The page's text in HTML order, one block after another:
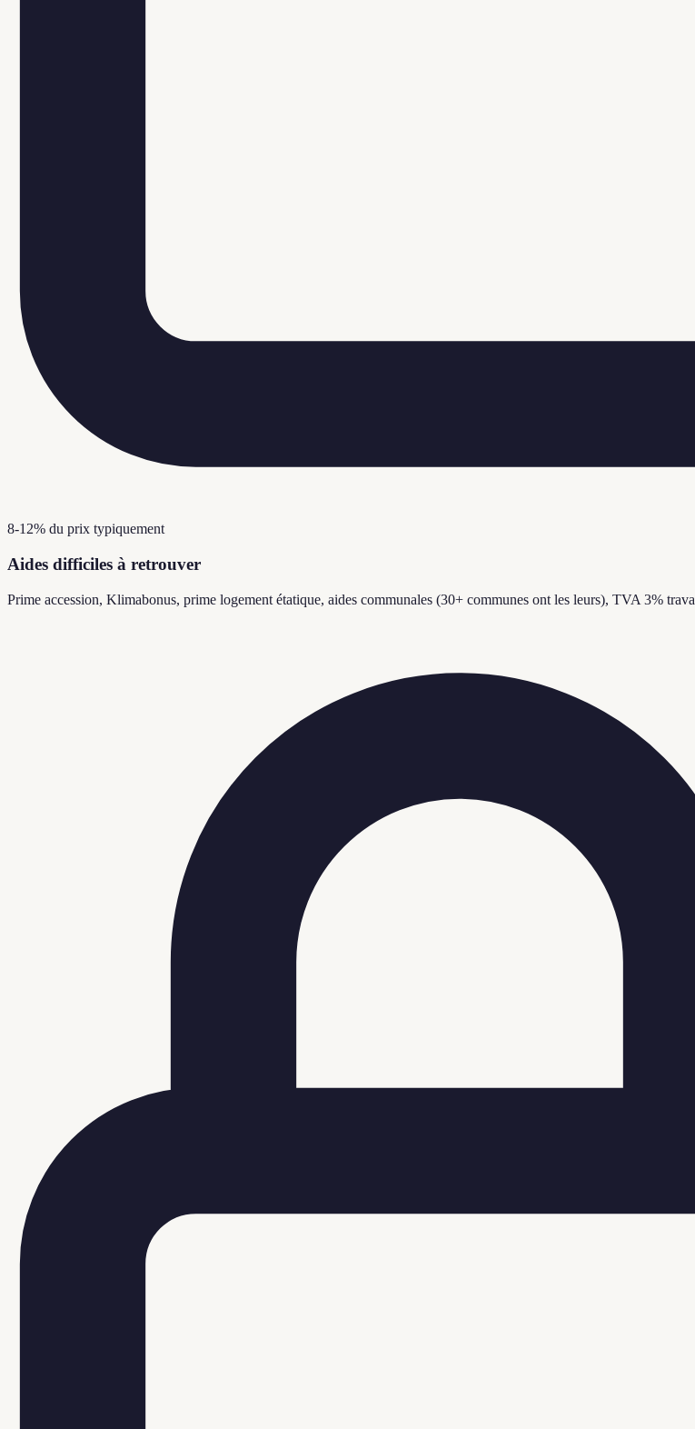
8-12% du prix typiquement
Aides difficiles à retrouver
Prime accession, Klimabonus, prime logement étatique, aides communales (30+ communes ont les leurs), TVA 3%